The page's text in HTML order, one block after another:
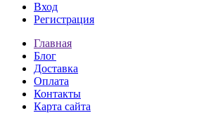
Вход
Регистрация
Главная
Блог
Доставка
Оплата
Контакты
Карта сайта